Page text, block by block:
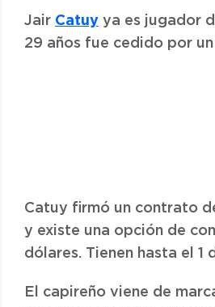
Jair Catuy ya es jugador
29 años fue cedido por
Catuy firmó un contrato
y existe una opción de
dólares. Tienen hasta el
El capireño viene de